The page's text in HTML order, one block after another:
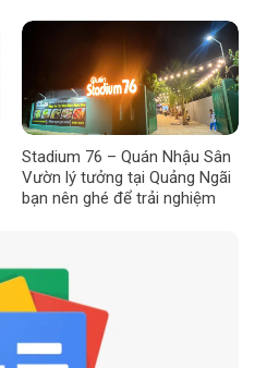
Stadium 76 – Quán Nhậu Sân
Vườn lý tưởng tại Quảng Ngãi
bạn nên ghé để trải nghiệm